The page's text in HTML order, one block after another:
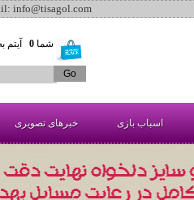
info@tisagol.com
شما0 آیتم
اسباب بازی خبرهای تصویری